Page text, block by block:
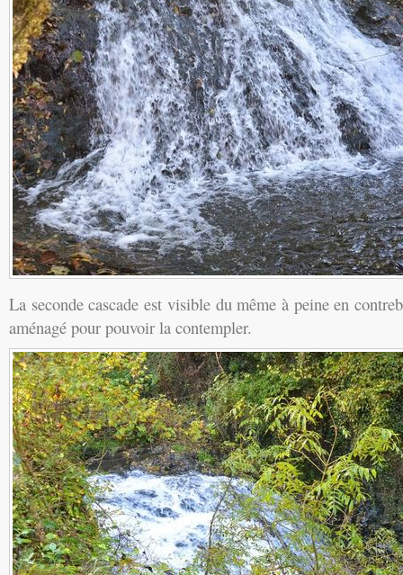
La seconde cascade est visible du même à peine en
aménagé pour pouvoir la contempler.